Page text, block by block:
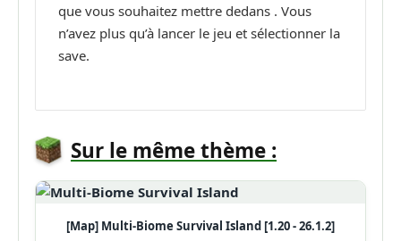
que vous souhaitez mettre dedans . Vous
n’avez plus qu’à lancer le jeu et sélectionner la
save.
Sur le même thème :
[Map] Multi-Biome Survival Island [1.20 - 26.1.2]